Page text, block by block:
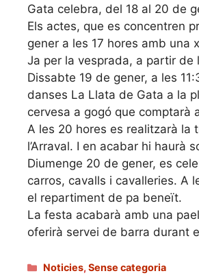
Gata celebra, del 18 al 20 de
Els actes, que es concentren
gener a les 17 hores amb una
Ja per la vesprada, a partir de
Dissabte 19 de gener, a les
danses La Llata de Gata a la
cervesa a gogó que comptarà
A les 20 hores es realitzarà la
l’Arraval. I en acabar hi haurà
Diumenge 20 de gener, es
carros, cavalls i cavalleries. A
el repartiment de pa beneït.
La festa acabarà amb una
oferirà servei de barra durant
Categories
Noticies,Sense categoria